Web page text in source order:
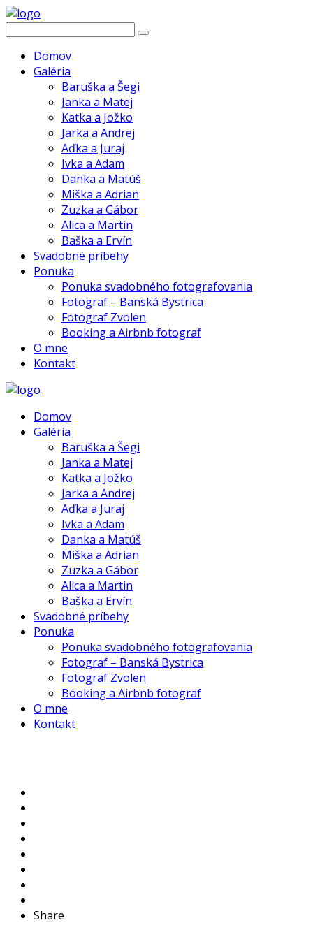
Domov
Galéria
Baruška a Šegi
Janka a Matej
Katka a Jožko
Jarka a Andrej
Aďka a Juraj
Ivka a Adam
Danka a Matúš
Miška a Adrian
Zuzka a Gábor
Alica a Martin
Baška a Ervín
Svadobné príbehy
Ponuka
Ponuka svadobného fotografovania
Fotograf – Banská Bystrica
Fotograf Zvolen
Booking a Airbnb fotograf
O mne
Kontakt
Domov
Galéria
Baruška a Šegi
Janka a Matej
Katka a Jožko
Jarka a Andrej
Aďka a Juraj
Ivka a Adam
Danka a Matúš
Miška a Adrian
Zuzka a Gábor
Alica a Martin
Baška a Ervín
Svadobné príbehy
Ponuka
Ponuka svadobného fotografovania
Fotograf – Banská Bystrica
Fotograf Zvolen
Booking a Airbnb fotograf
O mne
Kontakt
Share